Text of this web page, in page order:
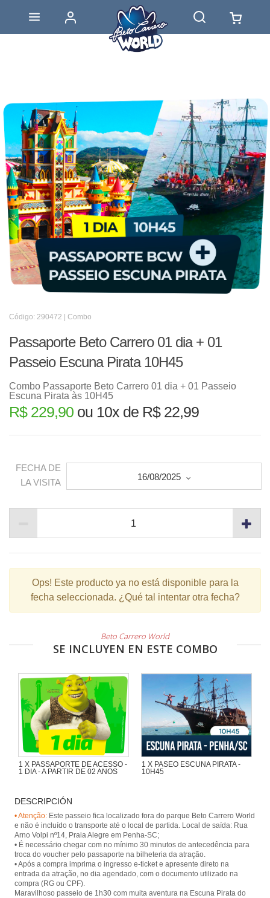
Código: 290472 | Combo
Passaporte Beto Carrero 01 dia + 01
Passeio Escuna Pirata 10H45
Combo Passaporte Beto Carrero 01 dia + 01 Passeio
Escuna Pirata às 10H45
R$ 229,90 ou 10x de R$ 22,99
FECHA DE
LA VISITA
16/08/2025
Ops! Este producto ya no está disponible para la
fecha seleccionada. ¿Qué tal intentar otra fecha?
Beto Carrero World
SE INCLUYEN EN ESTE COMBO
1 X PASSAPORTE DE ACESSO -
1 DIA - A PARTIR DE 02 ANOS
1 X PASEO ESCUNA PIRATA -
10H45
islas de la región de Penha y
Piçarras.
DESCRIPCIÓN
• Atenção: Este passeio fica localizado fora do parque Beto Carrero World
e não é incluído o transporte até o local de partida. Local de saída: Rua
Arno Volpi nº14, Praia Alegre em Penha-SC;
• É necessário chegar com no mínimo 30 minutos de antecedência para
troca do voucher pelo passaporte na bilheteria da atração.
• Após a compra imprima o ingresso e-ticket e apresente direto na
entrada da atração, no dia agendado, com o documento utilizado na
compra (RG ou CPF).
Maravilhoso passeio de 1h30 com muita aventura na Escuna Pirata do